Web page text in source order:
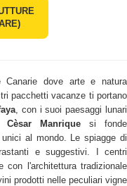
Canarie dove arte e natura
pacchetti vacanze ti portano
, con i suoi paesaggi lunari
Cèsar Manrique si fonde
al mondo. Le spiagge di
e suggestivi. I centri
con l'architettura tradizionale
prodotti nelle peculiari vigne